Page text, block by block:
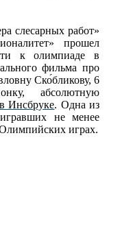
слесарных работ»
прошел
к олимпиаде в
фильма про
Ско́бликову, 6
абсолютную
Инсбруке. Одна из
не менее
играх.